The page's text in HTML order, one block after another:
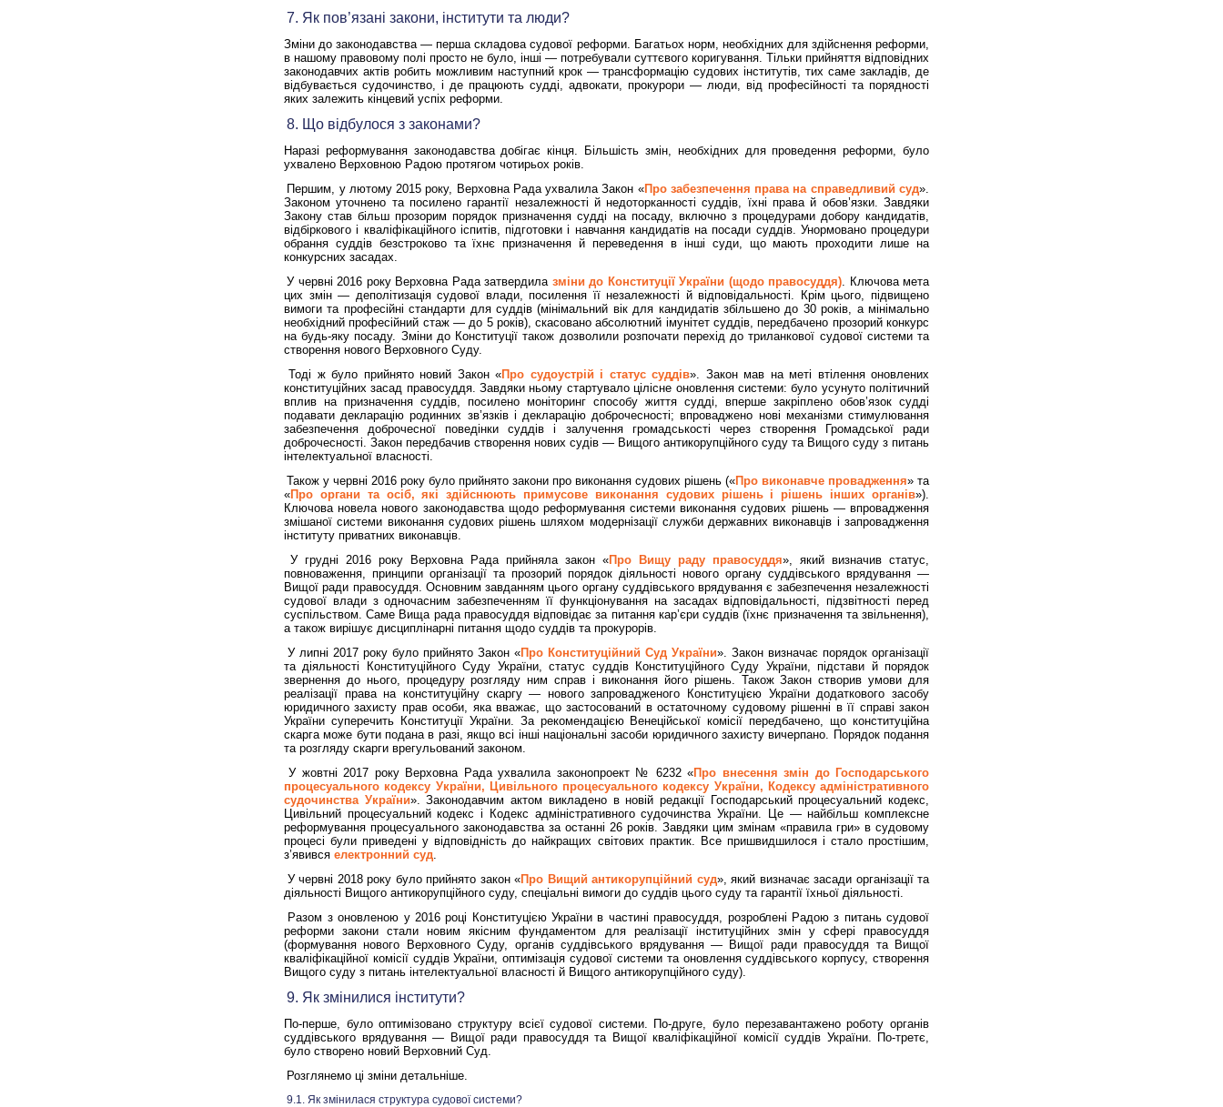
7. Як пов’язані закони, інститути та люди?
Зміни до законодавства — перша складова судової реформи. Багатьох норм, необхідних для здійснення реформи,
в нашому правовому полі просто не було, інші — потребували суттєвого коригування. Тільки прийняття відповідних
законодавчих актів робить можливим наступний крок — трансформацію судових інститутів, тих саме закладів, де
відбувається судочинство, і де працюють судді, адвокати, прокурори — люди, від професійності та порядності
яких залежить кінцевий успіх реформи.
8. Що відбулося з законами?
Наразі реформування законодавства добігає кінця. Більшість змін, необхідних для проведення реформи, було
ухвалено Верховною Радою протягом чотирьох років.
Першим, у лютому 2015 року, Верховна Рада ухвалила Закон «Про забезпечення права на справедливий суд».
Законом уточнено та посилено гарантії незалежності й недоторканності суддів, їхні права й обов’язки. Завдяки
Закону став більш прозорим порядок призначення судді на посаду, включно з процедурами добору кандидатів,
відбіркового і кваліфікаційного іспитів, підготовки і навчання кандидатів на посади суддів. Унормовано процедури
обрання суддів безстроково та їхнє призначення й переведення в інші суди, що мають проходити лише на
конкурсних засадах.
У червні 2016 року Верховна Рада затвердила зміни до Конституції України (щодо правосуддя). Ключова мета
цих змін — деполітизація судової влади, посилення її незалежності й відповідальності. Крім цього, підвищено
вимоги та професійні стандарти для суддів (мінімальний вік для кандидатів збільшено до 30 років, а мінімально
необхідний професійний стаж — до 5 років), скасовано абсолютний імунітет суддів, передбачено прозорий конкурс
на будь-яку посаду. Зміни до Конституції також дозволили розпочати перехід до триланкової судової системи та
створення нового Верховного Суду.
Тоді ж було прийнято новий Закон «Про судоустрій і статус суддів». Закон мав на меті втілення оновлених
конституційних засад правосуддя. Завдяки ньому стартувало цілісне оновлення системи: було усунуто політичний
вплив на призначення суддів, посилено моніторинг способу життя судді, вперше закріплено обов’язок судді
подавати декларацію родинних зв’язків і декларацію доброчесності; впроваджено нові механізми стимулювання
забезпечення доброчесної поведінки суддів і залучення громадськості через створення Громадської ради
доброчесності. Закон передбачив створення нових судів — Вищого антикорупційного суду та Вищого суду з питань
інтелектуальної власності.
Також у червні 2016 року було прийнято закони про виконання судових рішень («Про виконавче провадження» та
«Про органи та осіб, які здійснюють примусове виконання судових рішень і рішень інших органів»).
Ключова новела нового законодавства щодо реформування системи виконання судових рішень — впровадження
змішаної системи виконання судових рішень шляхом модернізації служби державних виконавців і запровадження
інституту приватних виконавців.
У грудні 2016 року Верховна Рада прийняла закон «Про Вищу раду правосуддя», який визначив статус,
повноваження, принципи організації та прозорий порядок діяльності нового органу суддівського врядування —
Вищої ради правосуддя. Основним завданням цього органу суддівського врядування є забезпечення незалежності
судової влади з одночасним забезпеченням її функціонування на засадах відповідальності, підзвітності перед
суспільством. Саме Вища рада правосуддя відповідає за питання кар’єри суддів (їхнє призначення та звільнення),
а також вирішує дисциплінарні питання щодо суддів та прокурорів.
У липні 2017 року було прийнято Закон «Про Конституційний Суд України». Закон визначає порядок організації
та діяльності Конституційного Суду України, статус суддів Конституційного Суду України, підстави й порядок
звернення до нього, процедуру розгляду ним справ і виконання його рішень. Також Закон створив умови для
реалізації права на конституційну скаргу — нового запровадженого Конституцією України додаткового засобу
юридичного захисту прав особи, яка вважає, що застосований в остаточному судовому рішенні в її справі закон
України суперечить Конституції України. За рекомендацією Венеційської комісії передбачено, що конституційна
скарга може бути подана в разі, якщо всі інші національні засоби юридичного захисту вичерпано. Порядок подання
та розгляду скарги врегульований законом.
У жовтні 2017 року Верховна Рада ухвалила законопроект № 6232 «Про внесення змін до Господарського
процесуального кодексу України, Цивільного процесуального кодексу України, Кодексу адміністративного
судочинства України». Законодавчим актом викладено в новій редакції Господарський процесуальний кодекс,
Цивільний процесуальний кодекс і Кодекс адміністративного судочинства України.
Це — найбільш комплексне
реформування процесуального законодавства за останні 26 років. Завдяки цим змінам «правила гри» в судовому
процесі були приведені у відповідність до найкращих світових практик. Все пришвидшилося і стало простішим,
з’явився електронний суд.
У червні 2018 року було прийнято закон «Про Вищий антикорупційний суд», який визначає засади організації та
діяльності Вищого антикорупційного суду, спеціальні вимоги до суддів цього суду та гарантії їхньої діяльності.
Разом з оновленою у 2016 році Конституцією України в частині правосуддя, розроблені Радою з питань судової
реформи закони стали новим якісним фундаментом для реалізації інституційних змін у сфері правосуддя
(формування нового Верховного Суду, органів суддівського врядування — Вищої ради правосуддя та Вищої
кваліфікаційної комісії суддів України, оптимізація судової системи та оновлення суддівського корпусу, створення
Вищого суду з питань інтелектуальної власності й Вищого антикорупційного суду).
9. Як змінилися інститути?
По-перше, було оптимізовано структуру всієї судової системи. По-друге, було перезавантажено роботу органів
суддівського врядування — Вищої ради правосуддя та Вищої кваліфікаційної комісії суддів України. По-третє,
було створено новий Верховний Суд.
Розглянемо ці зміни детальніше.
9.1. Як змінилася структура судової системи?